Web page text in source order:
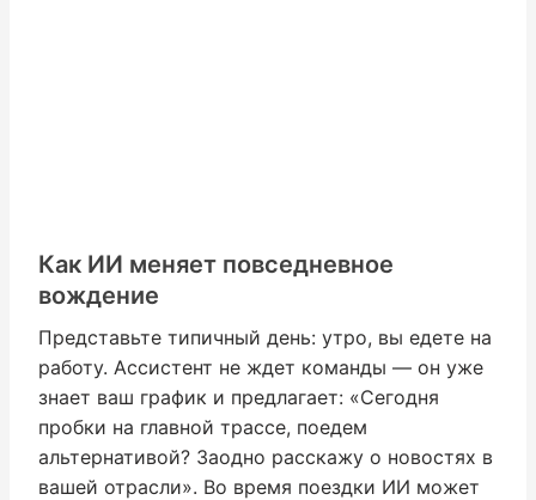
Как ИИ меняет повседневное
вождение
Представьте типичный день: утро, вы едете на
работу. Ассистент не ждет команды — он уже
знает ваш график и предлагает: «Сегодня
пробки на главной трассе, поедем
альтернативой? Заодно расскажу о новостях в
вашей отрасли». Во время поездки ИИ может